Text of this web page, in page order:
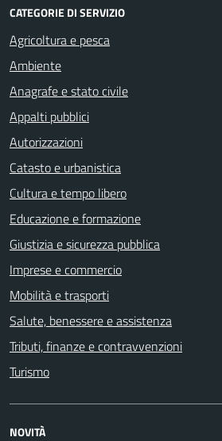
CATEGORIE DI SERVIZIO
Agricoltura e pesca
Ambiente
Anagrafe e stato civile
Appalti pubblici
Autorizzazioni
Catasto e urbanistica
Cultura e tempo libero
Educazione e formazione
Giustizia e sicurezza pubblica
Imprese e commercio
Mobilità e trasporti
Salute, benessere e assistenza
Tributi, finanze e contravvenzioni
Turismo
NOVITÀ